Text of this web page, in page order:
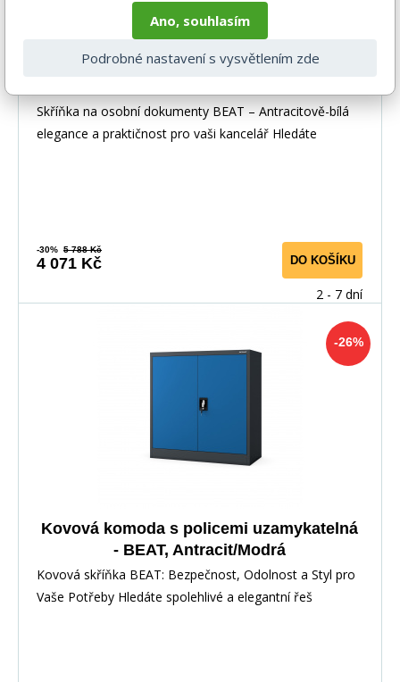
Kovová komoda s policemi uzamykatelná
Skříňka na osobní dokumenty BEAT – Antracitově-bílá
elegance a praktičnost pro vaši kancelář Hledáte
-30% 5 788 Kč
4 071 Kč DO KOŠÍKU
2 - 7 dní
-26%
Kovová komoda s policemi uzamykatelná
- BEAT, Antracit/Modrá
Kovová skříňka BEAT: Bezpečnost, Odolnost a Styl pro
Vaše Potřeby Hledáte spolehlivé a elegantní řeš
Ano, souhlasím
Podrobné nastavení s vysvětlením zde